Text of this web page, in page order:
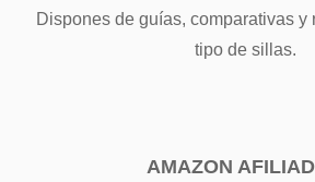
Dispones de guías, comparativas y
tipo de sillas.
AMAZON